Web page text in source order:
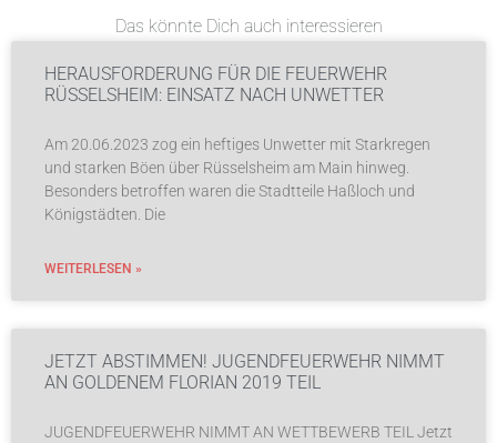
Das könnte Dich auch interessieren
HERAUSFORDERUNG FÜR DIE FEUERWEHR
RÜSSELSHEIM: EINSATZ NACH UNWETTER
Am 20.06.2023 zog ein heftiges Unwetter mit Starkregen
und starken Böen über Rüsselsheim am Main hinweg.
Besonders betroffen waren die Stadtteile Haßloch und
Königstädten. Die
WEITERLESEN »
JETZT ABSTIMMEN! JUGENDFEUERWEHR NIMMT
AN GOLDENEM FLORIAN 2019 TEIL
JUGENDFEUERWEHR NIMMT AN WETTBEWERB TEIL Jetzt